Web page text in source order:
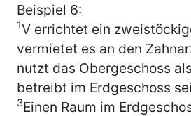
Beispiel 6:
1V errichtet ein
vermietet es an den
nutzt das Obergeschoss
betreibt im Erdgeschoss
3Einen Raum im